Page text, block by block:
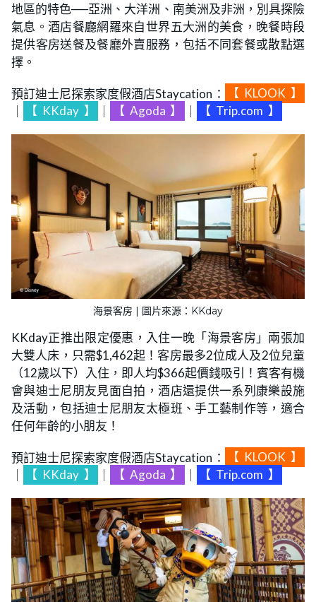
地區的特色──亞洲、大洋洲、南美洲及非洲，別具探險
氣息。酒店餐廳網羅來自世界五大洲的美食，晚餐時段
提供客房送餐及餐廳外賣服務，包括不同套餐或散點選
擇。
預訂迪士尼探索家度假酒店Staycation： 【 KLOOK 】
【 KKday 】 【 Agoda 】 【 Trip.com 】
海景客房 | 圖片來源：KKday
KKday正推出限定優惠，入住一晚「海景客房」兩張加
大雙人床，只需$1,462起！客房最多2位成人及2位兒童
（12歲以下）入住，即人均$366起價錢吸引！賓客有機
會與迪士尼朋友見面自拍，酒店還提供一系列康樂設施
及活動，包括迪士尼朋友太極班、手工藝制作等，適合
任何年齡的小朋友！
預訂迪士尼探索家度假酒店Staycation： 【 KLOOK 】
【 KKday 】 【 Agoda 】 【 Trip.com 】